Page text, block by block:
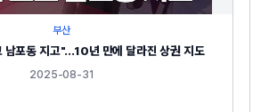
부산
남포동 지고"…10년 만에 달라진 상권 지도
2025-08-31